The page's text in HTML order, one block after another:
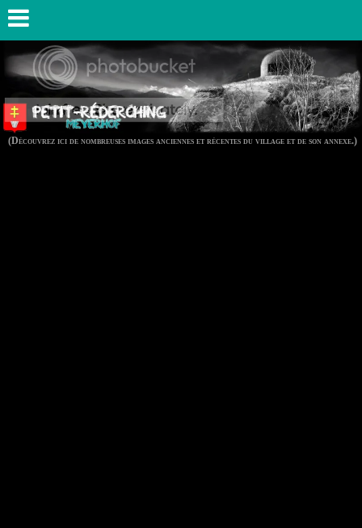
(Découvrez ici de nombreuses images anciennes et récentes du village et de son annexe.)